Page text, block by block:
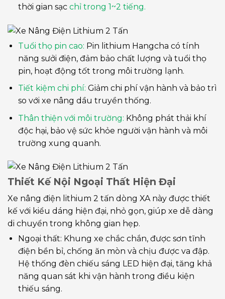
thời gian sạc chỉ trong 1~2 tiếng.
Tuổi thọ pin cao: Pin lithium Hangcha có tính
năng sưởi điện, đảm bảo chất lượng và tuổi thọ
pin, hoạt động tốt trong môi trường lạnh.
Tiết kiệm chi phí: Giảm chi phí vận hành và bảo trì
so với xe nâng dầu truyền thống.
Thân thiện với môi trường: Không phát thải khí
độc hại, bảo vệ sức khỏe người vận hành và môi
trường xung quanh.
Thiết Kế Nội Ngoại Thất Hiện Đại
Xe nâng điện lithium 2 tấn dòng XA này được thiết
kế với kiểu dáng hiện đại, nhỏ gọn, giúp xe dễ dàng
di chuyển trong không gian hẹp.
Ngoại thất: Khung xe chắc chắn, được sơn tĩnh
điện bền bỉ, chống ăn mòn và chịu được va đập.
Hệ thống đèn chiếu sáng LED hiện đại, tăng khả
năng quan sát khi vận hành trong điều kiện
thiếu sáng.